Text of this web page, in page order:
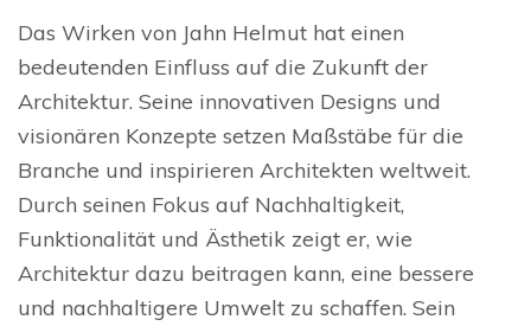
Das Wirken von Jahn Helmut hat einen
bedeutenden Einfluss auf die Zukunft der
Architektur. Seine innovativen Designs und
visionären Konzepte setzen Maßstäbe für die
Branche und inspirieren Architekten weltweit.
Durch seinen Fokus auf Nachhaltigkeit,
Funktionalität und Ästhetik zeigt er, wie
Architektur dazu beitragen kann, eine bessere
und nachhaltigere Umwelt zu schaffen. Sein